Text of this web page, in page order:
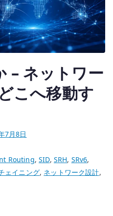
– ネットワー
こへ移動す
7月8日
Routing,SID, SRH, SRv6,
ェイニング, ネットワーク設計,